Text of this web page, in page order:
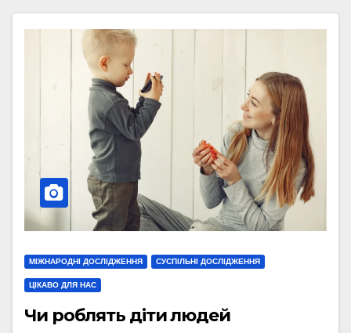
МІЖНАРОДНІ ДОСЛІДЖЕННЯ СУСПІЛЬНІ ДОСЛІДЖЕННЯ
ЦІКАВО ДЛЯ НАС
Чи роблять діти людей